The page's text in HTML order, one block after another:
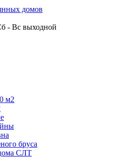
домов
- Вс выходной
м2
бруса
СЛТ